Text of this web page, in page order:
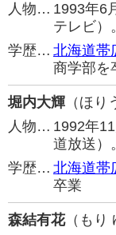
人物… 1993年6
テレビ）。
学歴… 北海道帯
商学部を
堀内大輝 （ほり
人物… 1992年
道放送）。
学歴… 北海道帯
卒業
森結有花（もり